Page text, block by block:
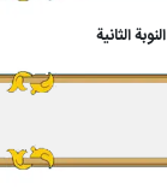
النوبة الثانیة